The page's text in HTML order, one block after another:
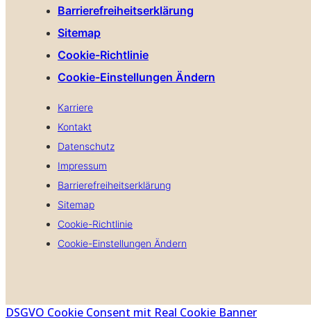
Barrierefreiheitserklärung
Sitemap
Cookie-Richtlinie
Cookie-Einstellungen Ändern
Karriere
Kontakt
Datenschutz
Impressum
Barrierefreiheitserklärung
Sitemap
Cookie-Richtlinie
Cookie-Einstellungen Ändern
DSGVO Cookie Consent mit Real Cookie Banner